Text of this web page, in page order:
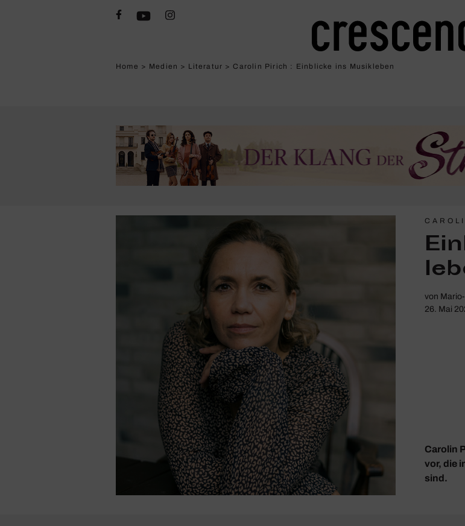
Home > Medien > Literatur > Carolin Pirich : Einblicke ins Musik­leben
von
26. Mai
Carolin
vor, die
sind.